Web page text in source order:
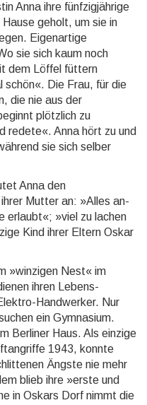
Anna ihre fünfzigjährige
ge­holt, um sie in
Eigenartige
sie sich kaum noch
dem Löffel füttern
schön«. Die Frau, für die
die nie aus der
plötzlich zu
redete«. Anna hört zu und
sie sich selber
Anna den
Mutter an: »Alles an­
erlaubt«; »viel zu lachen
Kind ihrer Eltern Oskar
»winzigen Nest« im
ihren Le­bens­
Handwerker. Nur
ein Gym­na­si­um.
Berliner Haus. Als einzige
1943, konnte
Ängste nie mehr
blieb ihre »erste und
in Oskars Dorf nimmt die